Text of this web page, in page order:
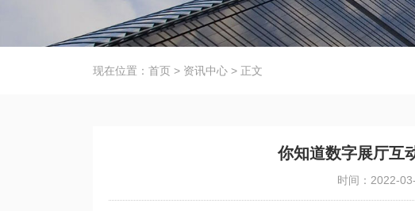
现在位置： 首页 > 资讯中心 > 正文
你知道数字展厅互
时间：2022-